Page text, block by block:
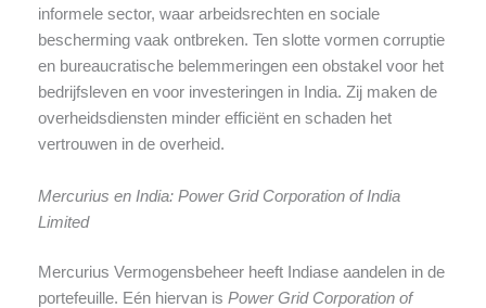
informele sector, waar arbeidsrechten en sociale
bescherming vaak ontbreken. Ten slotte vormen corruptie
en bureaucratische belemmeringen een obstakel voor het
bedrijfsleven en voor investeringen in India. Zij maken de
overheidsdiensten minder efficiënt en schaden het
vertrouwen in de overheid.
Mercurius en India: Power Grid Corporation of India
Limited
Mercurius Vermogensbeheer heeft Indiase aandelen in de
portefeuille. Eén hiervan is Power Grid Corporation of